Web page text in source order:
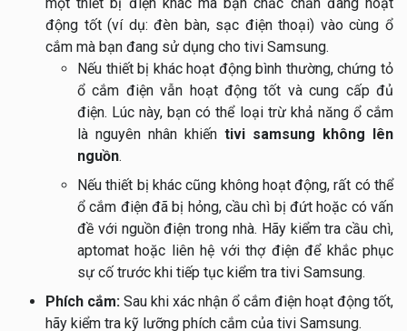
một thiết bị điện khác mà bạn chắc chắn đang hoạt
động tốt (ví dụ: đèn bàn, sạc điện thoại) vào cùng ổ
cắm mà bạn đang sử dụng cho tivi Samsung.
Nếu thiết bị khác hoạt động bình thường, chứng tỏ
ổ cắm điện vẫn hoạt động tốt và cung cấp đủ
điện. Lúc này, bạn có thể loại trừ khả năng ổ cắm
là nguyên nhân khiến tivi samsung không lên
nguồn.
Nếu thiết bị khác cũng không hoạt động, rất có thể
ổ cắm điện đã bị hỏng, cầu chì bị đứt hoặc có vấn
đề với nguồn điện trong nhà. Hãy kiểm tra cầu chì,
aptomat hoặc liên hệ với thợ điện để khắc phục
sự cố trước khi tiếp tục kiểm tra tivi Samsung.
Phích cắm: Sau khi xác nhận ổ cắm điện hoạt động tốt,
hãy kiểm tra kỹ lưỡng phích cắm của tivi Samsung.